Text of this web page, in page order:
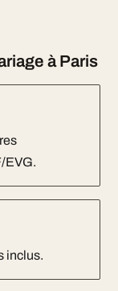
à Paris
EVG.
inclus.